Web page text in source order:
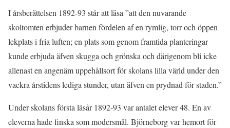
I årsberättelsen 1892-93 står att läsa ”att den nuvarande
skoltomten erbjuder barnen fördelen af en rymlig, torr och öppen
lekplats i fria luften; en plats som genom framtida planteringar
kunde erbjuda äfven skugga och grönska och därigenom bli icke
allenast en angenäm uppehållsort för skolans lilla värld under den
vackra årstidens lediga stunder, utan äfven en prydnad för staden.”
Under skolans första läsår 1892-93 var antalet elever 48. En av
eleverna hade finska som modersmål. Björneborg var hemort för